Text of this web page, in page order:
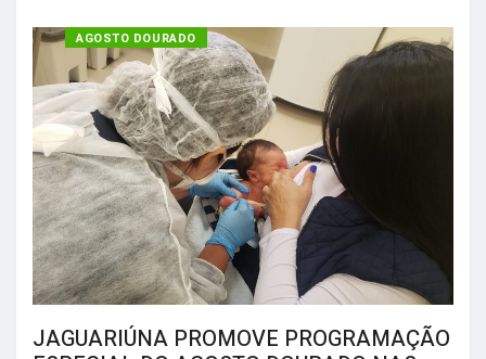
SAÚDE
AGOSTO DOURADO
JAGUARIÚNA PROMOVE PROGRAMAÇÃO